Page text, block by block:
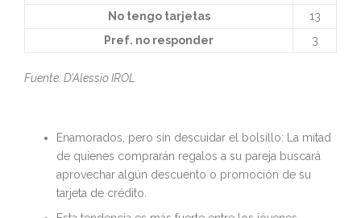
No tengo tarjetas
13
Pref. no responder
3
Fuente: D’Alessio IROL
Enamorados, pero sin descuidar el bolsillo: La mitad
de quienes comprarán regalos a su pareja buscará
aprovechar algún descuento o promoción de su
tarjeta de crédito.